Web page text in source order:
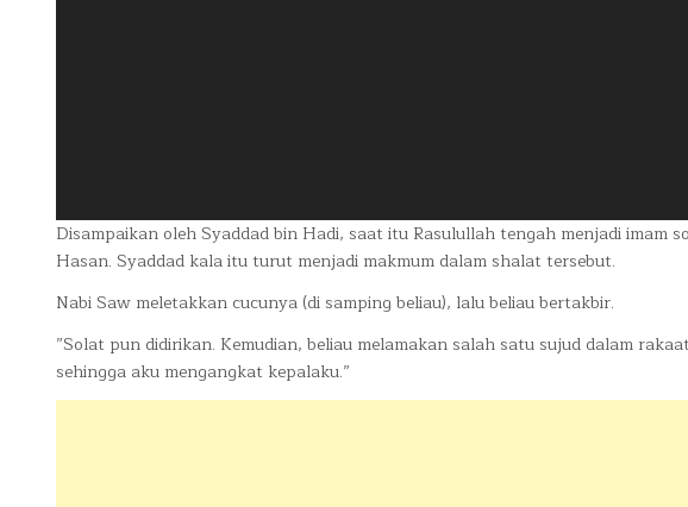
Disampaikan oleh Syaddad bin Hadi, saat itu Rasulullah tengah menjadi imam
Hasan. Syaddad kala itu turut menjadi makmum dalam shalat tersebut.
Nabi Saw meletakkan cucunya (di samping beliau), lalu beliau bertakbir.
”Solat pun didirikan. Kemudian, beliau melamakan salah satu sujud dalam
sehingga aku mengangkat kepalaku.”